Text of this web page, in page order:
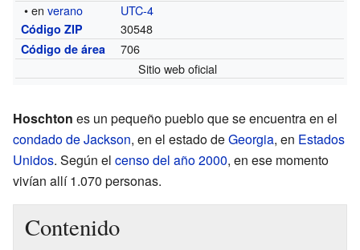
• enverano UTC-4
Código ZIP 30548
Código de área
706
Sitio web oficial
Hoschton es un pequeño pueblo que se encuentra en el
condado de Jackson, en el estado deGeorgia, en Estados
Unidos. Según el censo del año 2000, en ese momento
vivían allí 1.070 personas.
Contenido